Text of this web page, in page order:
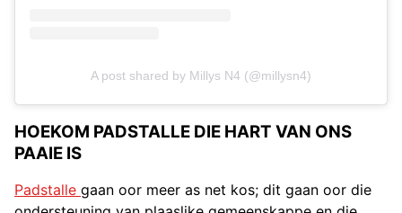
A post shared by Millys N4 (@millysn4)
HOEKOM PADSTALLE DIE HART VAN ONS
PAAIE IS
Padstalle gaan oor meer as net kos; dit gaan oor die